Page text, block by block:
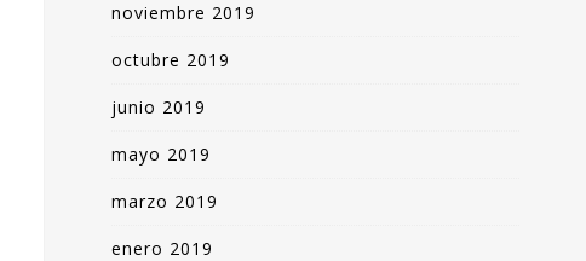
noviembre 2019
octubre 2019
junio 2019
mayo 2019
marzo 2019
enero 2019